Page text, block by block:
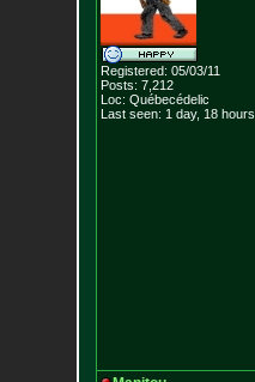
Registered: 05/03/11
Posts: 7,212
Loc: Québecédelic
Last seen: 1 day, 18 hours